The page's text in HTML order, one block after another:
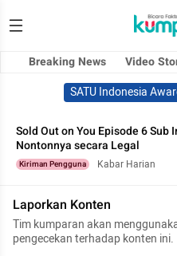
Breaking News Video
SATU Indonesia
Sold Out on You Episode 6 Sub
Nontonnya secara Legal
Kiriman Pengguna Kabar Harian
Laporkan Konten
Tim kumparan akan
pengecekan terhadap konten ini.